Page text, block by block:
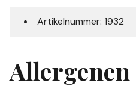
Artikelnummer: 1932